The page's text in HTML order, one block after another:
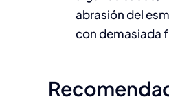
abrasión del
con demasiada